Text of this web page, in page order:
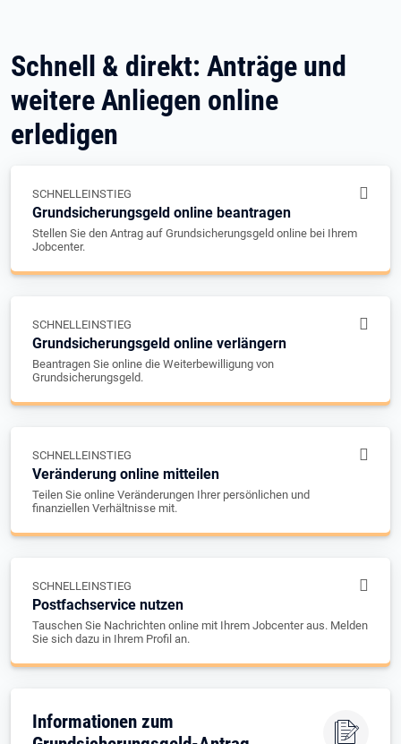
Schnell & direkt: Anträge und
weitere Anliegen online
erledigen
SCHNELLEINSTIEG
Grundsicherungsgeld online beantragen
Stellen Sie den Antrag auf Grundsicherungsgeld online bei Ihrem
Jobcenter.
SCHNELLEINSTIEG
Grundsicherungsgeld online verlängern
Beantragen Sie online die Weiterbewilligung von
Grundsicherungsgeld.
SCHNELLEINSTIEG
Veränderung online mitteilen
Teilen Sie online Veränderungen Ihrer persönlichen und
finanziellen Verhältnisse mit.
SCHNELLEINSTIEG
Postfachservice nutzen
Tauschen Sie Nachrichten online mit Ihrem Jobcenter aus. Melden
Sie sich dazu in Ihrem Profil an.
Informationen zum